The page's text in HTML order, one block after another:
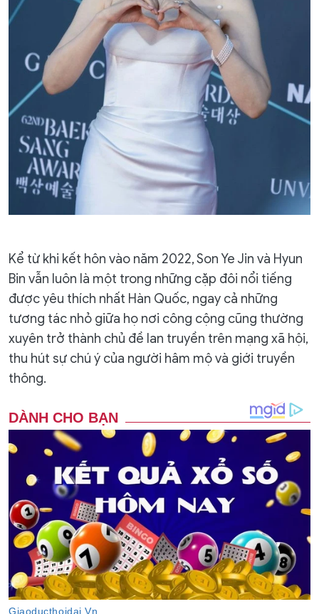
Kể từ khi kết hôn vào năm 2022, Son Ye Jin và Hyun
Bin vẫn luôn là một trong những cặp đôi nổi tiếng
được yêu thích nhất Hàn Quốc, ngay cả những
tương tác nhỏ giữa họ nơi công cộng cũng thường
xuyên trở thành chủ đề lan truyền trên mạng xã hội,
thu hút sự chú ý của người hâm mộ và giới truyền
thông.​